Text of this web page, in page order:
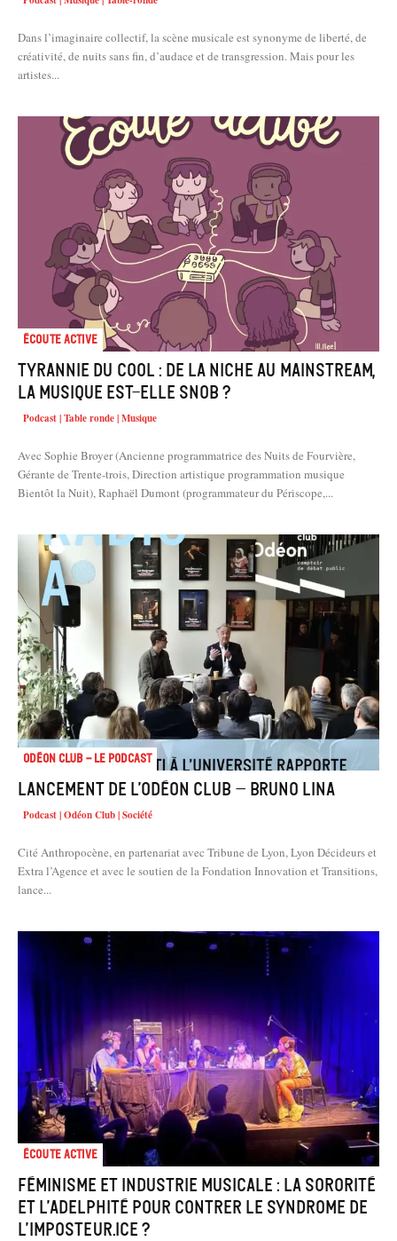
Dans l’imaginaire collectif, la scène musicale est synonyme de liberté, de
créativité, de nuits sans fin, d’audace et de transgression. Mais pour les
artistes...
Écoute active
Tyrannie du cool : de la niche au mainstream,
la musique est-elle snob ?
Podcast | Table ronde | Musique
Avec Sophie Broyer (Ancienne programmatrice des Nuits de Fourvière,
Gérante de Trente-trois, Direction artistique programmation musique
Bientôt la Nuit), Raphaël Dumont (programmateur du Périscope,...
Odéon Club - Le Podcast
Lancement de l’Odéon Club – Bruno Lina
Podcast | Odéon Club | Société
Cité Anthropocène, en partenariat avec Tribune de Lyon, Lyon Décideurs et
Extra l’Agence et avec le soutien de la Fondation Innovation et Transitions,
lance...
Écoute active
Féminisme et industrie musicale : la sororité
et l’adelphité pour contrer le syndrome de
l’imposteur.ice ?